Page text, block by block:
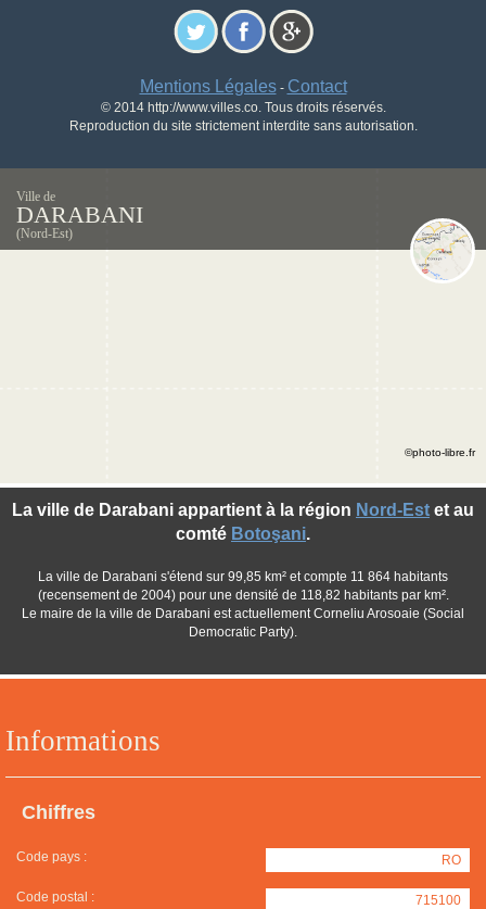
Mentions Légales- Contact
© 2014 http://www.villes.co. Tous droits réservés.
Reproduction du site strictement interdite sans autorisation.
Ville de
DARABANI
(Nord-Est)
Informations
Chiffres
Code pays : RO
Code postal : 715100
La ville de Darabani appartient à la région Nord-Est et au
comté Botoşani.
La ville de Darabani s'étend sur 99,85 km² et compte 11 864 habitants
(recensement de 2004) pour une densité de 118,82 habitants par km².
Le maire de la ville de Darabani est actuellement Corneliu Arosoaie (Social
Democratic Party).
©photo-libre.fr